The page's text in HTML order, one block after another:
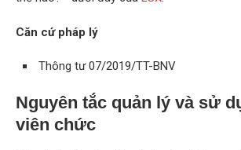
Căn cứ pháp lý
Thông tư 07/2019/TT-BNV
Nguyên tắc quản lý và sử
viên chức